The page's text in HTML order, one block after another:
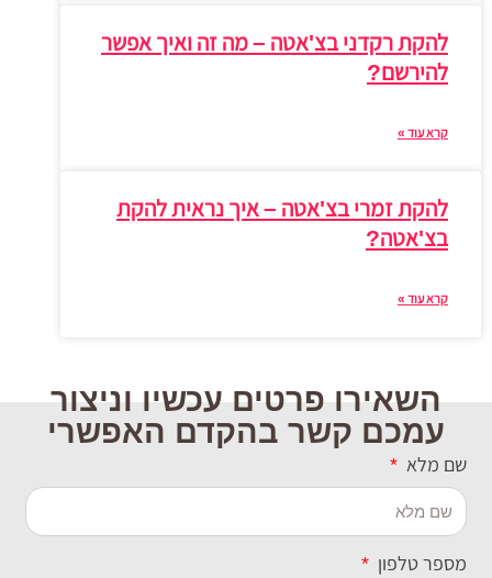
להקת רקדני בצ'אטה – מה זה ואיך אפשר
להירשם?
קרא עוד »
להקת זמרי בצ'אטה – איך נראית להקת
בצ'אטה?
קרא עוד »
השאירו פרטים עכשיו וניצור
עמכם קשר בהקדם האפשרי
שם מלא
מספר טלפון